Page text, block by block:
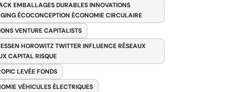
EMBALLAGES DURABLES INNOVATIONS
ÉCOCONCEPTION ÉCONOMIE CIRCULAIRE
VENTURE CAPITALISTS
HOROWITZ TWITTER INFLUENCE RÉSEAUX
CAPITAL RISQUE
LEVÉE FONDS
VÉHICULES ÉLECTRIQUES